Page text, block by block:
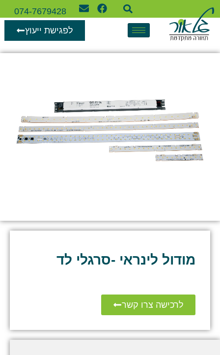
074-7679428
לפגישת ייעוץ
מודול לינראי -סרגלי לד
לרכישה צרו קשר